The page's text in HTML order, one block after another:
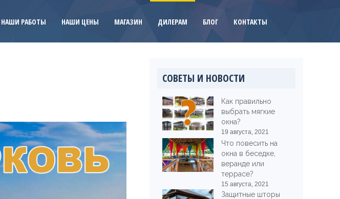
НАШИ РАБОТЫ НАШИ ЦЕНЫ МАГАЗИН ДИЛЕРАМ БЛОГ КОНТАКТЫ
СОВЕТЫ И НОВОСТИ
Как правильно
выбрать мягкие
окна?
19 августа, 2021
Что повесить на
окна в беседке,
веранде или
террасе?
15 августа, 2021
Защитные шторы